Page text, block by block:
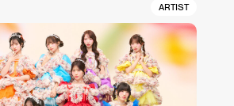
ARTIST